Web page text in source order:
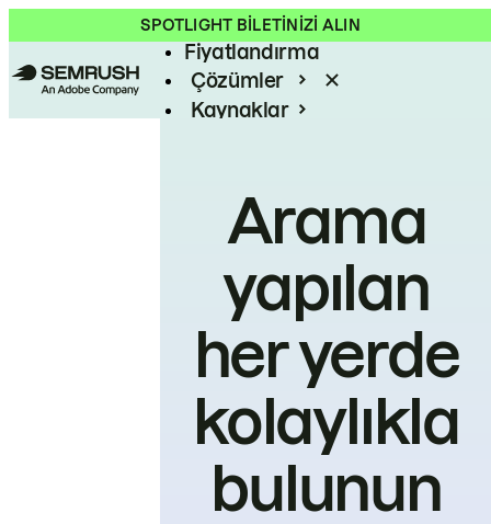
SPOTLIGHT BİLETİNİZİ ALIN
Ürün
Fiyatlandırma
Çözümler
Kaynaklar
Arama
yapılan
her yerde
kolaylıkla
bulunun